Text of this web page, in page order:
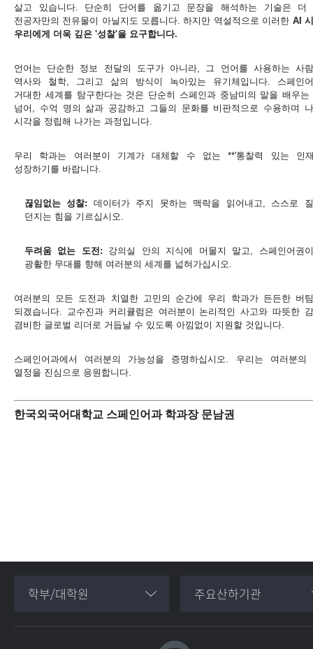
살고 있습니다. 단순히 단어를 옮기고 문장을 해석하는 기술은 더
전공자만의 전유물이 아닐지도 모릅니다. 하지만 역설적으로 이러한 AI
우리에게 더욱 깊은 '성찰'을 요구합니다.
언어는 단순한 정보 전달의 도구가 아니라, 그 언어를 사용하는 사
역사와 철학, 그리고 삶의 방식이 녹아있는 유기체입니다. 스페인
거대한 세계를 탐구한다는 것은 단순히 스페인과 중남미의 말을 배우는
넘어, 수억 명의 삶과 공감하고 그들의 문화를 비판적으로 수용하며
시각을 정립해 나가는 과정입니다.
우리 학과는 여러분이 기계가 대체할 수 없는 **'통찰력 있는 인
성장하기를 바랍니다.
끊임없는 성찰: 데이터가 주지 못하는 맥락을 읽어내고, 스스로
던지는 힘을 기르십시오.
두려움 없는 도전: 강의실 안의 지식에 머물지 말고, 스페인어권
광활한 무대를 향해 여러분의 세계를 넓혀가십시오.
여러분의 모든 도전과 치열한 고민의 순간에 우리 학과가 든든한 버
되겠습니다. 교수진과 커리큘럼은 여러분이 논리적인 사고와 따뜻한
겸비한 글로벌 리더로 거듭날 수 있도록 아낌없이 지원할 것입니다.
스페인어과에서 여러분의 가능성을 증명하십시오. 우리는 여러분의
열정을 진심으로 응원합니다.
한국외국어대학교 스페인어과 학과장 문남권
학부/대학원 주요산하기관